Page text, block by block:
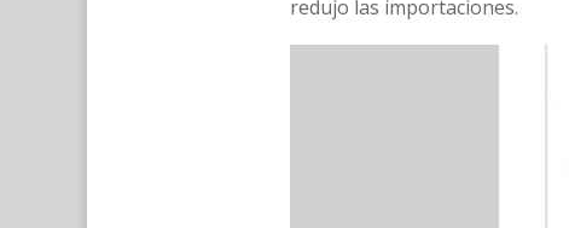
redujo las importaciones.